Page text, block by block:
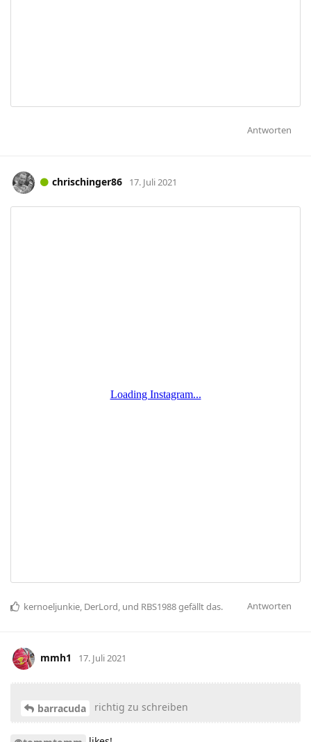
Antworten
chrischinger86 17. Juli 2021
Antworten
kernoeljunkie, DerLord, und RBS1988gefällt das.
mmh1 17. Juli 2021
barracuda richtig zu schreiben